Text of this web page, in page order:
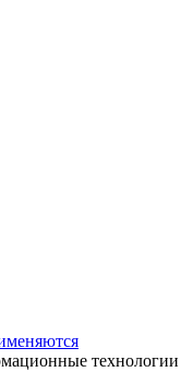
технологии